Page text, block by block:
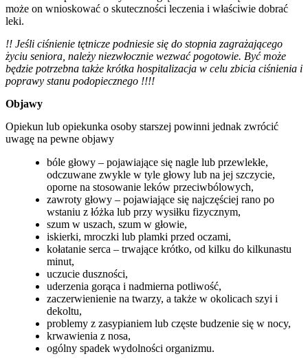
może on wnioskować o skuteczności leczenia i właściwie dobrać
leki.
!! Jeśli ciśnienie tętnicze podniesie się do stopnia zagrażającego
życiu seniora, należy niezwłocznie wezwać pogotowie. Być może
będzie potrzebna także krótka hospitalizacja w celu zbicia ciśnienia i
poprawy stanu podopiecznego !!!!
Objawy
Opiekun lub opiekunka osoby starszej powinni jednak zwrócić
uwagę na pewne objawy
bóle głowy – pojawiające się nagle lub przewlekłe,
odczuwane zwykle w tyle głowy lub na jej szczycie,
oporne na stosowanie leków przeciwbólowych,
zawroty głowy – pojawiające się najczęściej rano po
wstaniu z łóżka lub przy wysiłku fizycznym,
szum w uszach, szum w głowie,
iskierki, mroczki lub plamki przed oczami,
kołatanie serca – trwające krótko, od kilku do kilkunastu
minut,
uczucie duszności,
uderzenia gorąca i nadmierna potliwość,
zaczerwienienie na twarzy, a także w okolicach szyi i
dekoltu,
problemy z zasypianiem lub częste budzenie się w nocy,
krwawienia z nosa,
ogólny spadek wydolności organizmu.